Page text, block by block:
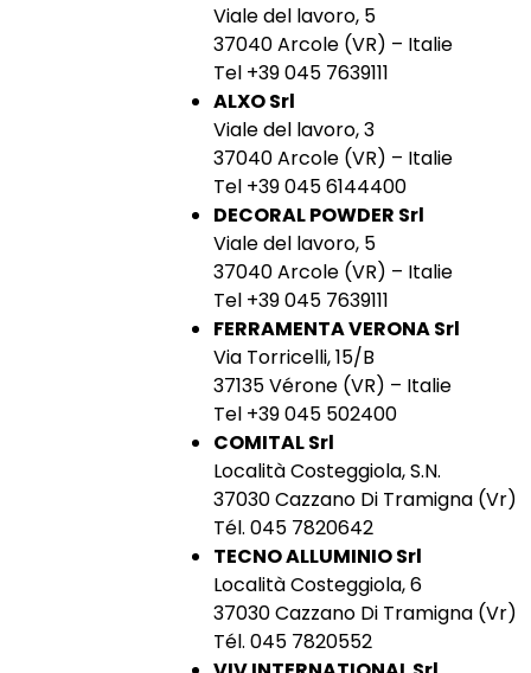
Viale del lavoro, 5
37040 Arcole (VR) – Italie
Tel +39 045 7639111
ALXO Srl
Viale del lavoro, 3
37040 Arcole (VR) – Italie
Tel +39 045 6144400
DECORAL POWDER Srl
Viale del lavoro, 5
37040 Arcole (VR) – Italie
Tel +39 045 7639111
FERRAMENTA VERONA Srl
Via Torricelli, 15/B
37135 Vérone (VR) – Italie
Tel +39 045 502400
COMITAL Srl
Località Costeggiola, S.N.
37030 Cazzano Di Tramigna (Vr)
Tél. 045 7820642
TECNO ALLUMINIO Srl
Località Costeggiola, 6
37030 Cazzano Di Tramigna (Vr)
Tél. 045 7820552